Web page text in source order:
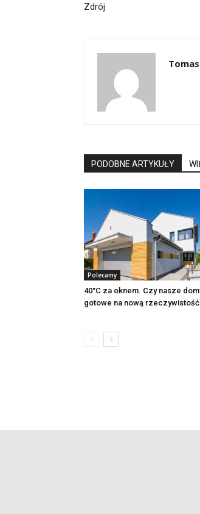
Zdrój
PODOBNE ARTYKUŁY
Polecamy
40°C za oknem. Czy nasze
gotowe na nową